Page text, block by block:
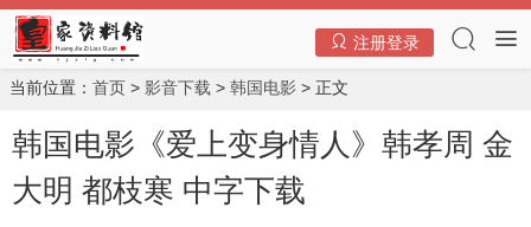
注册登录
当前位置： 首页 > 影音下载 > 韩国电影 > 正文
韩国电影《爱上变身情人》韩孝周 金
大明 都枝寒 中字下载